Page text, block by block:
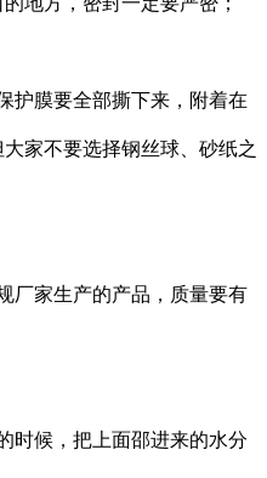
膜要全部撕下来，附着在
家不要选择钢丝球、砂纸之
家生产的产品，质量要有
候，把上面邵进来的水分